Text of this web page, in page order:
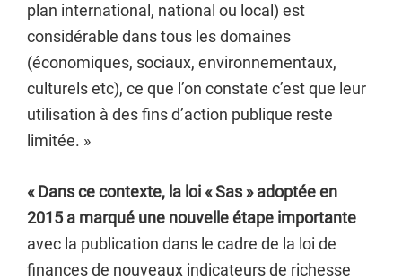
plan international, national ou local) est
considérable dans tous les domaines
(économiques, sociaux, environnementaux,
culturels etc), ce que l’on constate c’est que leur
utilisation à des fins d’action publique reste
limitée. »
« Dans ce contexte, la loi « Sas » adoptée en
2015 a marqué une nouvelle étape importante
avec la publication dans le cadre de la loi de
finances de nouveaux indicateurs de richesse